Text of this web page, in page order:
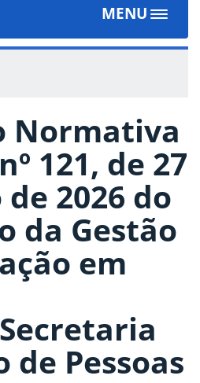
MENU
Toggle
Normativa
121, de 27
2026 do
da Gestão
em
de Pessoas